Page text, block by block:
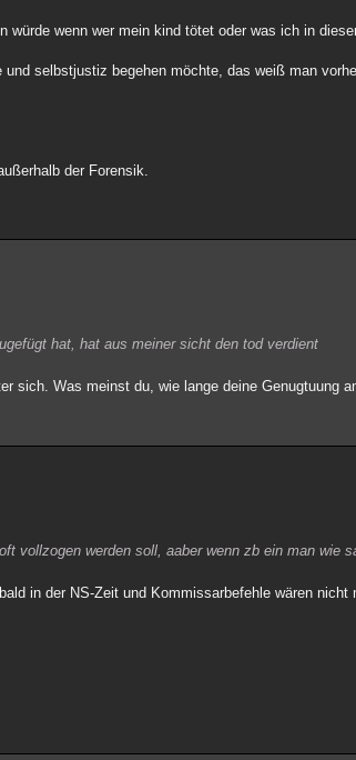
würde wenn wer mein kind tötet oder was ich in
selbstjustiz begehen möchte, das weiß man
der Forensik.
hat, hat aus meiner sicht den tod verdient
sich. Was meinst du, wie lange deine Genugtuung
vollzogen werden soll, aaber wenn zb ein man wie
in der NS-Zeit und Kommissarbefehle wären